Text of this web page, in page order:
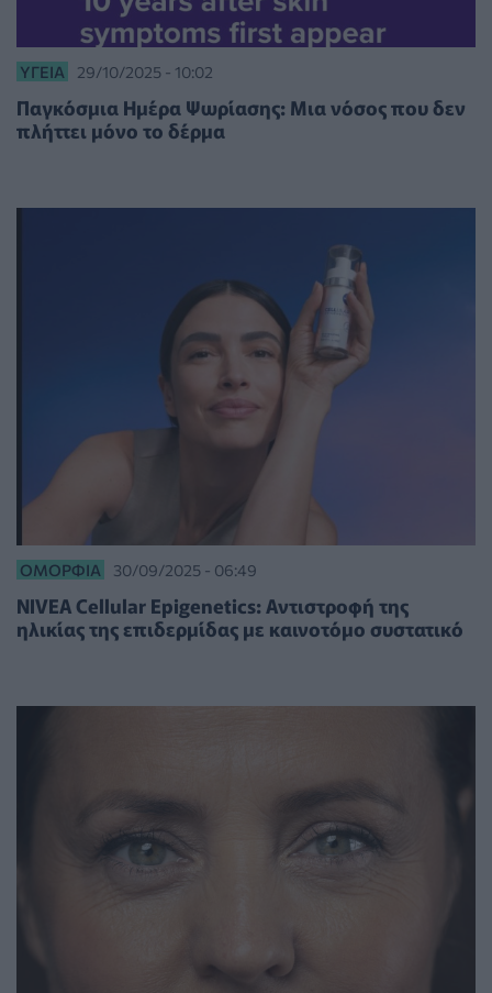
ΥΓΕΊΑ 29/10/2025 - 10:02
Παγκόσμια Ημέρα Ψωρίασης: Μια νόσος που δεν
πλήττει μόνο το δέρμα
ΟΜΟΡΦΙΆ 30/09/2025 - 06:49
NIVEA Cellular Epigenetics: Αντιστροφή της
ηλικίας της επιδερμίδας με καινοτόμο συστατικό